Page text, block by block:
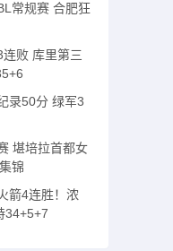
常规赛 合肥狂
败 库里第三
录50分 绿军3
堪培拉首都女
锦
箭4连胜！浓
34+5+7